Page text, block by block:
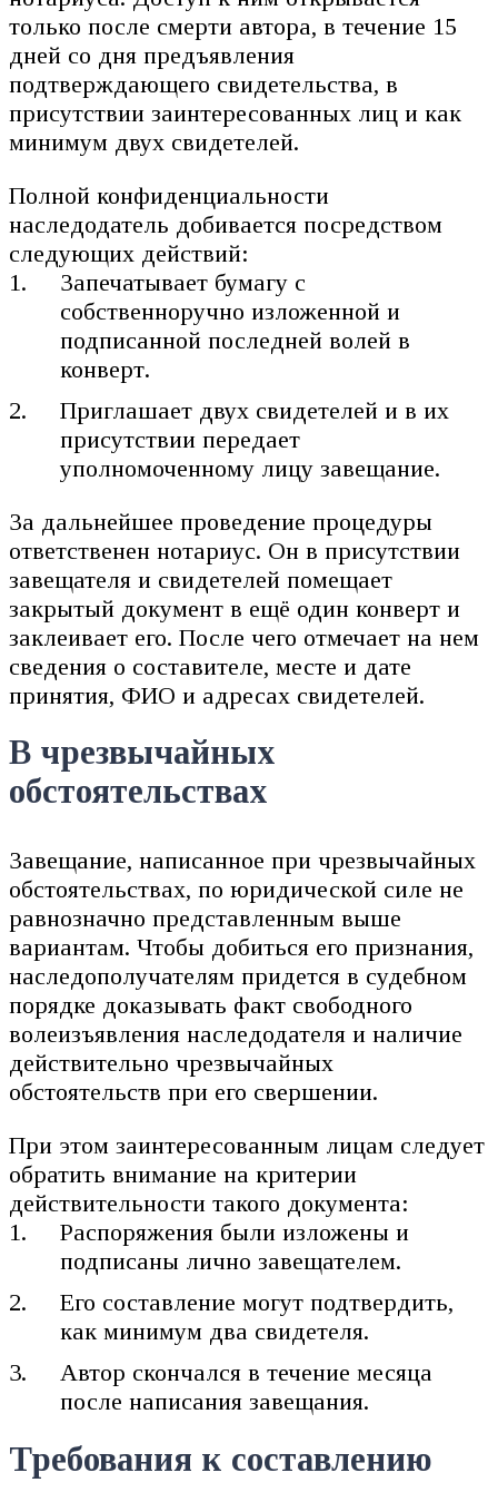
только после смерти автора, в течение 15
дней со дня предъявления
подтверждающего свидетельства, в
присутствии заинтересованных лиц и как
минимум двух свидетелей.
Полной конфиденциальности
наследодатель добивается посредством
следующих действий:
Запечатывает бумагу с
собственноручно изложенной и
подписанной последней волей в
конверт.
Приглашает двух свидетелей и в их
присутствии передает
уполномоченному лицу завещание.
За дальнейшее проведение процедуры
ответственен нотариус. Он в присутствии
завещателя и свидетелей помещает
закрытый документ в ещё один конверт и
заклеивает его. После чего отмечает на нем
сведения о составителе, месте и дате
принятия, ФИО и адресах свидетелей.
В чрезвычайных
обстоятельствах
Завещание, написанное при чрезвычайных
обстоятельствах, по юридической силе не
равнозначно представленным выше
вариантам. Чтобы добиться его признания,
наследополучателям придется в судебном
порядке доказывать факт свободного
волеизъявления наследодателя и наличие
действительно чрезвычайных
обстоятельств при его свершении.
При этом заинтересованным лицам следует
обратить внимание на критерии
действительности такого документа:
Распоряжения были изложены и
подписаны лично завещателем.
Его составление могут подтвердить,
как минимум два свидетеля.
Автор скончался в течение месяца
после написания завещания.
Требования к составлению